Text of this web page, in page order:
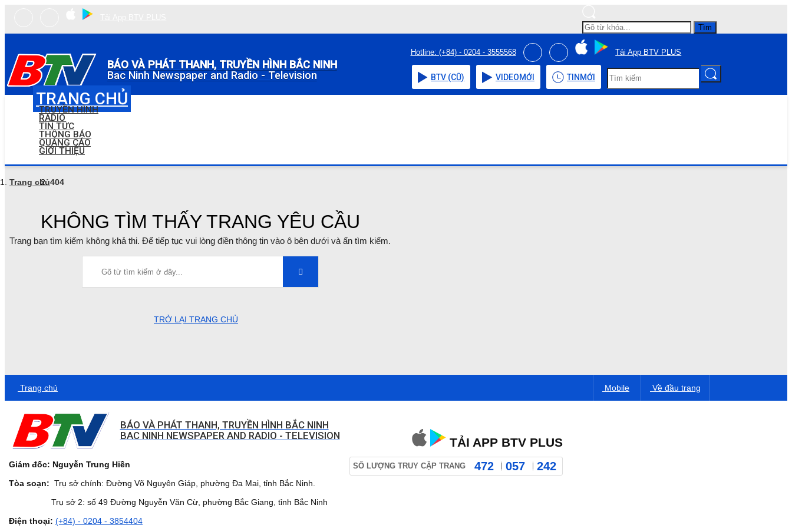
Tìm
BÁO VÀ PHÁT THANH, TRUYỀN HÌNH BẮC NINH
Bac Ninh Newspaper and Radio - Television
Hotline: (+84) - 0204 - 3555568 Tải App BTV PLUS
BTV (CŨ) VIDEOMỚI TIN MỚI
TRANG CHỦ
TRUYỀN HÌNH
RADIO
TIN TỨC
THÔNG BÁO
QUẢNG CÁO
GIỚI THIỆU
Trang chủ404
KHÔNG TÌM THẤY TRANG YÊU CẦU
Trang bạn tìm kiếm không khả thi. Để tiếp tục vui lòng điền thông tin vào ô bên dưới và ấn tìm kiếm.
TRỞ LẠI TRANG CHỦ
Trang chủ Mobile Về đầu trang
BÁO VÀ PHÁT THANH, TRUYỀN HÌNH BẮC NINH
BAC NINH NEWSPAPER AND RADIO - TELEVISION
Giám đốc: Nguyễn Trung Hiền
Tòa soạn: Trụ sở chính: Đường Võ Nguyên Giáp, phường Đa Mai, tỉnh Bắc Ninh.
Trụ sở 2: số 49 Đường Nguyễn Văn Cừ, phường Bắc Giang, tỉnh Bắc Ninh
Điện thoại: (+84) - 0204 - 3854404
TẢI APP BTV PLUS
472 057 242
SỐ LƯỢNG TRUY CẬP TRANG